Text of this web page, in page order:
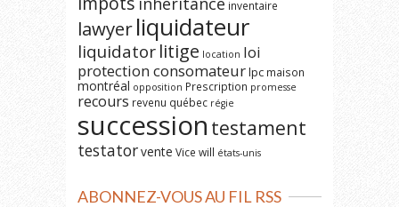
inventaire
lawyerliquidateur
liquidatorlitige location loi
protection consomateurlpc maison
montréal opposition Prescription promesse
recours revenu québec régie
succession testament
testatorvente Vice will états-unis
ABONNEZ-VOUS AU FIL RSS